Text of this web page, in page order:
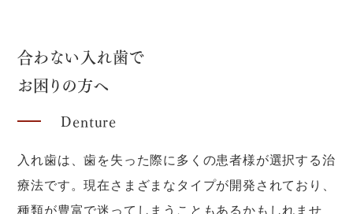
合わない入れ歯で
お困りの方へ
Denture
入れ歯は、歯を失った際に多くの患者様が選択する治
療法です。現在さまざまなタイプが開発されており、
種類が豊富で迷ってしまうこともあるかもしれませ